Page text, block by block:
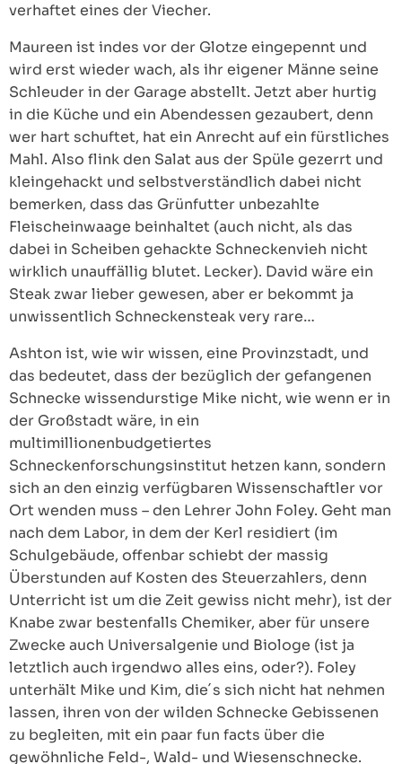
verhaftet eines der Viecher.
Maureen ist indes vor der Glotze eingepennt und
wird erst wieder wach, als ihr eigener Männe seine
Schleuder in der Garage abstellt. Jetzt aber hurtig
in die Küche und ein Abendessen gezaubert, denn
wer hart schuftet, hat ein Anrecht auf ein fürstliches
Mahl. Also flink den Salat aus der Spüle gezerrt und
kleingehackt und selbstverständlich dabei nicht
bemerken, dass das Grünfutter unbezahlte
Fleischeinwaage beinhaltet (auch nicht, als das
dabei in Scheiben gehackte Schneckenvieh nicht
wirklich unauffällig blutet. Lecker). David wäre ein
Steak zwar lieber gewesen, aber er bekommt ja
unwissentlich Schneckensteak very rare…
Ashton ist, wie wir wissen, eine Provinzstadt, und
das bedeutet, dass der bezüglich der gefangenen
Schnecke wissendurstige Mike nicht, wie wenn er in
der Großstadt wäre, in ein
multimillionenbudgetiertes
Schneckenforschungsinstitut hetzen kann, sondern
sich an den einzig verfügbaren Wissenschaftler vor
Ort wenden muss – den Lehrer John Foley. Geht man
nach dem Labor, in dem der Kerl residiert (im
Schulgebäude, offenbar schiebt der massig
Überstunden auf Kosten des Steuerzahlers, denn
Unterricht ist um die Zeit gewiss nicht mehr), ist der
Knabe zwar bestenfalls Chemiker, aber für unsere
Zwecke auch Universalgenie und Biologe (ist ja
letztlich auch irgendwo alles eins, oder?). Foley
unterhält Mike und Kim, die´s sich nicht hat nehmen
lassen, ihren von der wilden Schnecke Gebissenen
zu begleiten, mit ein paar fun facts über die
gewöhnliche Feld-, Wald- und Wiesenschnecke.